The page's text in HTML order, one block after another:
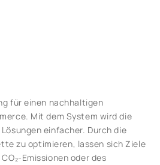
für einen nachhaltigen
Mit dem System wird die
einfacher. Durch die
zu optimieren, lassen sich Ziele
Emissionen oder des